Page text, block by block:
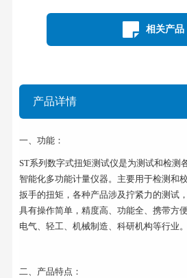
相关产品
产品详情
一、功能：
ST系列数字式扭矩测试仪是为测试和检测
智能化多功能计量仪器。主要用于检测和
扳手的扭矩，各种产品涉及拧紧力的测
具有操作简单，精度高、功能全、携带方
电气、轻工、机械制造、科研机构等行业。
二、产品特点：